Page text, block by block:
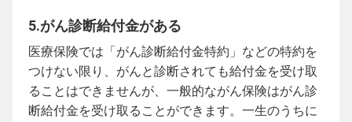
5.がん診断給付金がある
医療保険では「がん診断給付金特約」などの特約を
つけない限り、がんと診断されても給付金を受け取
ることはできませんが、一般的ながん保険はがん診
断給付金を受け取ることができます。一生のうちに